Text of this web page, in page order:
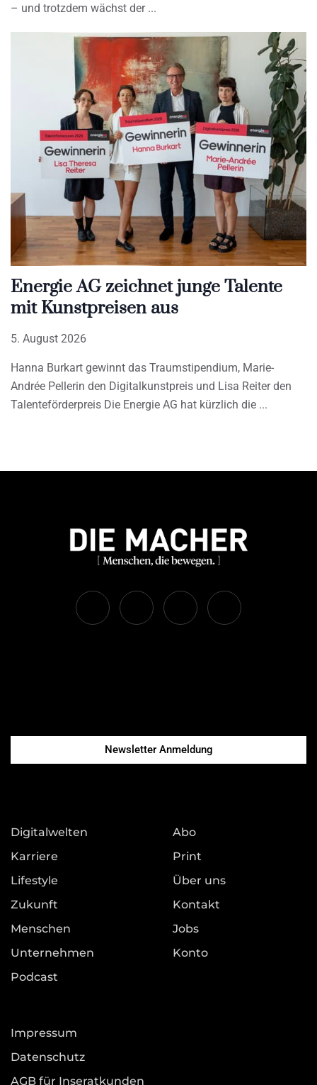
– und trotzdem wächst der
Energie AG zeichnet junge Talente
mit Kunstpreisen aus
5. August 2026
Hanna Burkart gewinnt das Traumstipendium, Marie-
Andrée Pellerin den Digitalkunstpreis und Lisa Reiter den
Talenteförderpreis Die Energie AG hat kürzlich die
Newsletter Anmeldung
Digitalwelten
Karriere
Lifestyle
Zukunft
Menschen
Unternehmen
Podcast
Abo
Print
Über uns
Kontakt
Jobs
Konto
Impressum
Datenschutz
AGB für Inseratkunden